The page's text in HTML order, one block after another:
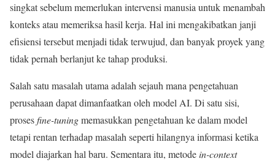
singkat sebelum memerlukan intervensi manusia untuk menambah
konteks atau memeriksa hasil kerja. Hal ini mengakibatkan janji
efisiensi tersebut menjadi tidak terwujud, dan banyak proyek yang
tidak pernah berlanjut ke tahap produksi.
Salah satu masalah utama adalah sejauh mana pengetahuan
perusahaan dapat dimanfaatkan oleh model AI. Di satu sisi,
prosesfine-tuningmemasukkan pengetahuan ke dalam model
tetapi rentan terhadap masalah seperti hilangnya informasi ketika
model diajarkan hal baru. Sementara itu, metode in-context